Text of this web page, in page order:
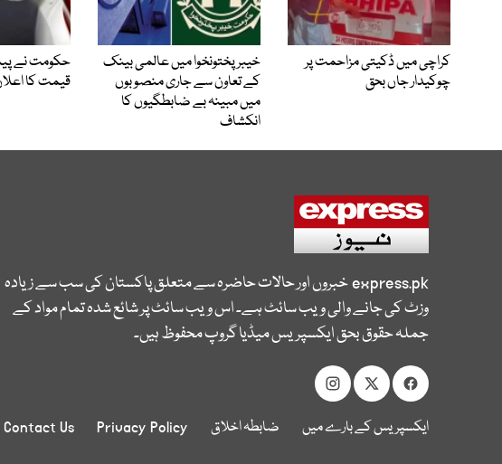
کراچی میں ڈکیتی مزاحمت پر
چوکیدار جاں بحق
خیبرپختونخوا میں عالمی بینک
کے تعاون سے جاری منصوبوں
میں مبینہ بے ضابطگیوں کا
انکشاف
حکومت نے
قیمت کا
express.pkخبروں اور حالات حاضرہ سے متعلق پاکستان کی سب سے زیادہ
وزٹ کی جانے والی ویب سائٹ ہے۔ اس ویب سائٹ پر شائع شدہ تمام مواد کے
جملہ حقوق بحق ایکسپریس میڈیا گروپ محفوظ ہیں۔
ایکسپریس کے بارے میں ضابطہ اخلاق Privacy Policy
Contact Us